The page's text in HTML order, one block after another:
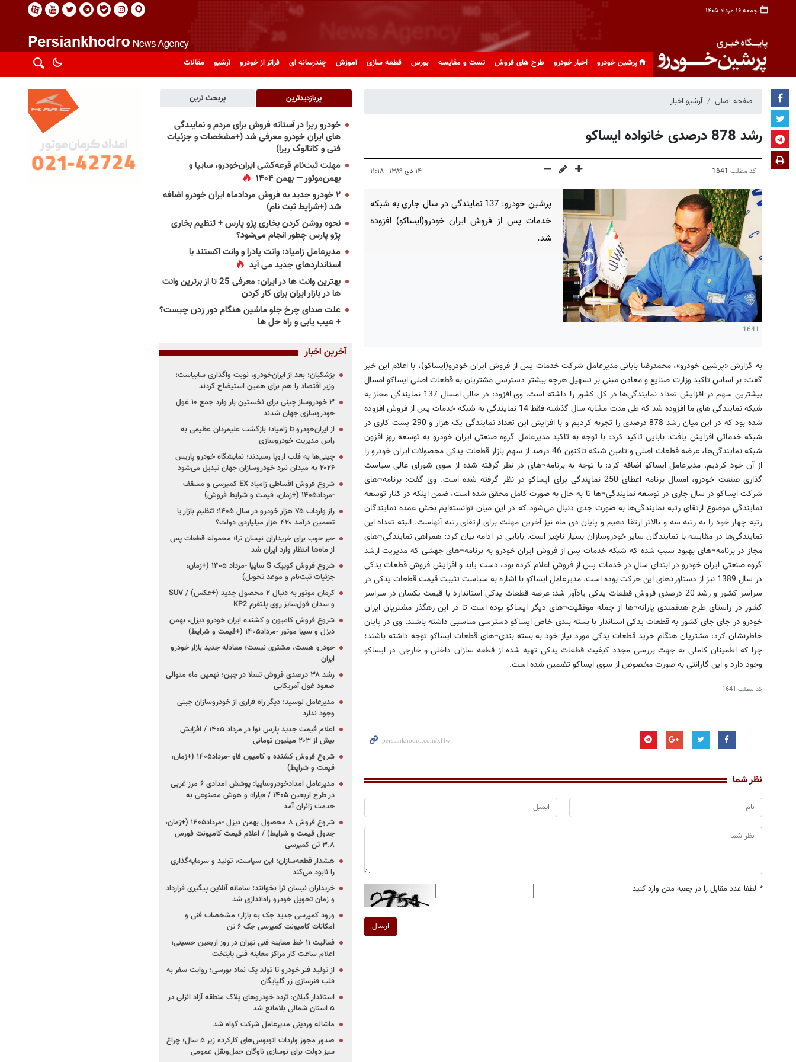
جمعه ۱۶ مرداد ۱۴۰۵
پرشین خودرو اخبار خودرو طرح های فروش تست و مقایسه بورس قطعه سازی آموزش چندرسانه ای فراتر از خودرو آرشیو مقالات
صفحه اصلی آرشیو اخبار
رشد 878 درصدی خانواده ایساکو
کد مطلب 1641 ۱۴ دی ۱۳۸۹ - ۱۱:۱۸
1641
پرشین خودرو: 137 نمایندگی در سال جاری به شبكه
خدمات پس از فروش ایران خودرو(ایساكو) افزوده
شد.
به گزارش «پرشین خودرو»، محمدرضا بابائی مدیرعامل شركت خدمات پس از فروش ایران خودرو(ایساكو)، با اعلام این خبر
گفت: بر اساس تاكید وزارت صنایع و معادن مبنی بر تسهیل هرچه بیشتر دسترسی مشتریان به قطعات اصلی ایساكو امسال
بیشترین سهم در افزایش تعداد نمایندگی‌ها در كل كشور را داشته است. وی افزود: در حالی امسال 137 نمایندگی مجاز به
شبكه نمایندگی های ما افزوده شد كه طی مدت مشابه سال گذشته فقط 14 نمایندگی به شبكه خدمات پس از فروش افزوده
شده بود كه در این میان رشد 878 درصدی را تجربه كردیم و با افزایش این تعداد نمایندگی یک هزار و 290 پست كاری در
شبكه خدماتی افزایش یافت. بابایی تاكید كرد: با توجه به تاكید مدیرعامل گروه صنعتی ایران خودرو به توسعه روز افزون
شبكه نمایندگی‌ها، عرضه قطعات اصلی و تامین شبكه تاكنون 46 درصد از سهم بازار قطعات یدكی محصولات ایران خودرو را
از آن خود كردیم. مدیرعامل ایساکو اضافه کرد: با توجه به برنامه¬های در نظر گرفته شده از سوی شورای عالی سیاست
گذاری صنعت خودرو، امسال برنامه اعطای 250 نمایندگی برای ایساكو در نظر گرفته شده است. وی گفت: برنامه¬های
شركت ایساكو در سال جاری در توسعه نمایندگی¬ها تا به حال به صورت كامل محقق شده است، ضمن اینكه در كنار توسعه
نمایندگی موضوع ارتقای رتبه نمایندگی‌ها به صورت جدی دنبال می‌شود كه در این میان توانسته‌ایم بخش عمده نمایندگان
رتبه چهار خود را به رتبه سه و بالاتر ارتقا دهیم و پایان دی‌ ماه نیز آخرین مهلت برای ارتقای رتبه آنهاست. البته تعداد این
نمایندگی‌ها در مقایسه با نمایندگان سایر خودروسازان بسیار ناچیز است. بابایی در ادامه بیان کرد: همراهی نمایندگی¬های
مجاز در برنامه¬های بهبود سبب شده كه شبكه خدمات پس از فروش ایران خودرو به برنامه¬های جهشی كه مدیریت ارشد
گروه صنعتی ایران خودرو در ابتدای سال در خدمات پس از فروش اعلام كرده بود، دست یابد و افزایش فروش قطعات یدكی
در سال 1389 نیز از دستاوردهای این حركت بوده است. مدیرعامل ایساکو با اشاره به سیاست تثبیت قیمت قطعات یدكی در
سراسر كشور و رشد 20 درصدی فروش قطعات یدكی یادآور شد: عرضه قطعات یدكی استاندارد با قیمت یكسان در سراسر
كشور در راستای طرح هدفمندی یارانه¬ها از جمله موفقیت¬های دیگر ایساكو بوده است تا در این رهگذر مشتریان ایران
خودرو در جای جای كشور به قطعات یدكی استاندار با بسته بندی خاص ایساكو دسترسی مناسبی داشته باشند. وی در پایان
خاطرنشان كرد: مشتریان هنگام خرید قطعات یدكی مورد نیاز خود به بسته بندی¬های قطعات ایساكو توجه داشته باشند؛
چرا كه اطمینان كاملی به جهت بررسی مجدد كیفیت قطعات یدكی تهیه شده از قطعه سازان داخلی و خارجی در ایساكو
وجود دارد و این گارانتی به صورت مخصوص از سوی ایساكو تضمین شده است.
کد مطلب 1641
نظر شما
* لطفا عدد مقابل را در جعبه متن وارد کنید
ارسال
پربازدیدترین پربحث ترین
خودرو ریرا در آستانه فروش برای مردم و نمایندگی
های ایران خودرو معرفی شد (+مشخصات و جزئیات
فنی و کاتالوگ ریرا)
مهلت ثبت‌نام قرعه‌کشی ایران‌خودرو، سایپا و
بهمن‌موتور — بهمن ۱۴۰۴
۲ خودرو جدید به فروش مردادماه ایران خودرو اضافه
شد (+شرایط ثبت نام)
نحوه روشن کردن بخاری پژو پارس + تنظیم بخاری
پژو پارس چطور انجام می‌شود؟
مدیرعامل زامیاد: وانت پادرا و وانت اکستند با
استانداردهای جدید می آید
بهترین وانت ها در ایران: معرفی 25 تا از برترین وانت
ها در بازار ایران برای کار کردن
علت صدای چرخ جلو ماشین هنگام دور زدن چیست؟
+ عیب یابی و راه حل ها
آخرین اخبار
پزشکیان: بعد از ایران‌خودرو، نوبت واگذاری سایپاست؛
وزیر اقتصاد را هم برای همین استیضاح کردند
۳ خودروساز چینی برای نخستین بار وارد جمع ۱۰ غول
خودروسازی جهان شدند
از ایران‌خودرو تا زامیاد؛ بازگشت علیمردان عظیمی به
راس مدیریت خودروسازی
چینی‌ها به قلب اروپا رسیدند؛ نمایشگاه خودرو پاریس
۲۰۲۶ به میدان نبرد خودروسازان جهان تبدیل می‌شود
شروع فروش اقساطی زامیاد EX کمپرسی و مسقف
-مرداد۱۴۰۵ (+زمان، قیمت و شرایط فروش)
راز واردات ۷۵ هزار خودرو در سال ۱۴۰۵؛ تنظیم بازار یا
تضمین درآمد ۴۲۰ هزار میلیاردی دولت؟
خبر خوب برای خریداران نیسان ترا؛ محموله قطعات پس
از ماه‌ها انتظار وارد ایران شد
شروع فروش کوییک S سایپا -مرداد ۱۴۰۵ (+زمان،
جزئیات ثبت‌نام و موعد تحویل)
کرمان موتور به دنبال ۲ محصول جدید (+عکس) / SUV
و سدان فول‌سایز روی پلتفرم KP2
شروع فروش کامیون و کشنده ایران خودرو دیزل، بهمن
دیزل و سیبا موتور -مرداد۱۴۰۵ (+قیمت و شرایط)
خودرو هست، مشتری نیست؛ معادله جدید بازار خودرو
ایران
رشد ۳۸ درصدی فروش تسلا در چین؛ نهمین ماه متوالی
صعود غول آمریکایی
مدیرعامل لوسید: دیگر راه فراری از خودروسازان چینی
وجود ندارد
اعلام قیمت جدید پارس نوا در مرداد ۱۴۰۵ / افزایش
بیش از ۲۰۳ میلیون تومانی
شروع فروش کشنده و کامیون فاو -مرداد۱۴۰۵ (+زمان،
قیمت و شرایط)
مدیرعامل امدادخودروسایپا: پوشش امدادی ۶ مرز غربی
در طرح اربعین ۱۴۰۵ / «یارا» و هوش مصنوعی به
خدمت زائران آمد
شروع فروش ۸ محصول بهمن دیزل -مرداد۱۴۰۵ (+زمان،
جدول قیمت و شرایط) / اعلام قیمت کامیونت فورس
۳.۸ تن کمپرسی
هشدار قطعه‌سازان: این سیاست، تولید و سرمایه‌گذاری
را نابود می‌کند
خریداران نیسان ترا بخوانند؛ سامانه آنلاین پیگیری قرارداد
و زمان تحویل خودرو راه‌اندازی شد
ورود کمپرسی جدید جک به بازار؛ مشخصات فنی و
امکانات کامیونت کمپرسی جک ۶ تن
فعالیت ۱۱ خط معاینه فنی تهران در روز اربعین حسینی؛
اعلام ساعت کار مراکز معاینه فنی پایتخت
از تولید فنر خودرو تا تولد یک نماد بورسی؛ روایت سفر به
قلب فنرسازی زر گلپایگان
استاندار گیلان: تردد خودروهای پلاک منطقه آزاد انزلی در
۵ استان شمالی بلامانع شد
ماشاله وردینی مدیرعامل شرکت گواه شد
صدور مجوز واردات اتوبوس‌های کارکرده زیر ۵ سال؛ چراغ
سبز دولت برای نوسازی ناوگان حمل‌ونقل عمومی